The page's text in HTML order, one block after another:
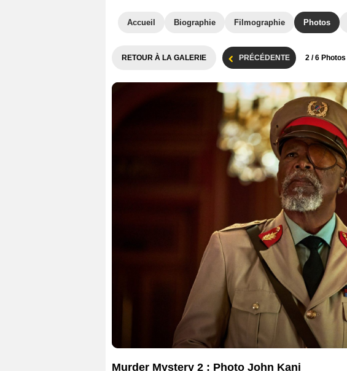
Accueil Biographie Filmographie Photos
RETOUR À LA GALERIE PRÉCÉDENTE 2 / 6 Photos
Murder Mystery 2 : Photo John Kani